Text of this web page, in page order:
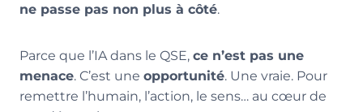
ne passe pas non plus à côté.
Parce que l’IA dans le QSE, ce n’est pas une
menace. C’est une opportunité. Une vraie. Pour
remettre l’humain, l’action, le sens… au cœur de